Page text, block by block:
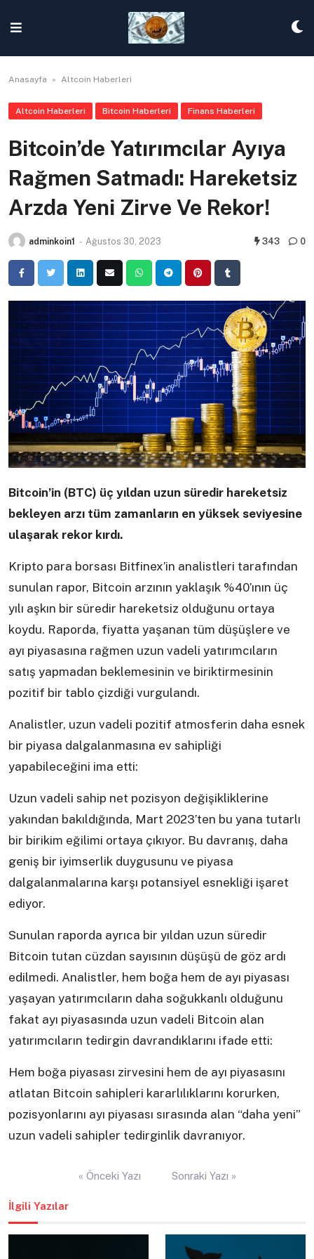
content
Anasayfa » Altcoin Haberleri
Altcoin Haberleri Bitcoin Haberleri Finans Haberleri
Bitcoin’de Yatırımcılar Ayıya
Rağmen Satmadı: Hareketsiz
Arzda Yeni Zirve Ve Rekor!
adminkoin1 - Ağustos 30, 2023 343 0
Bitcoin’in (BTC) üç yıldan uzun süredir hareketsiz
bekleyen arzı tüm zamanların en yüksek seviyesine
ulaşarak rekor kırdı.
Kripto para borsası Bitfinex’in analistleri tarafından
sunulan rapor, Bitcoin arzının yaklaşık %40’ının üç
yılı aşkın bir süredir hareketsiz olduğunu ortaya
koydu. Raporda, fiyatta yaşanan tüm düşüşlere ve
ayı piyasasına rağmen uzun vadeli yatırımcıların
satış yapmadan beklemesinin ve biriktirmesinin
pozitif bir tablo çizdiği vurgulandı.
Analistler, uzun vadeli pozitif atmosferin daha esnek
bir piyasa dalgalanmasına ev sahipliği
yapabileceğini ima etti:
Uzun vadeli sahip net pozisyon değişikliklerine
yakından bakıldığında, Mart 2023’ten bu yana tutarlı
bir birikim eğilimi ortaya çıkıyor. Bu davranış, daha
geniş bir iyimserlik duygusunu ve piyasa
dalgalanmalarına karşı potansiyel esnekliği işaret
ediyor.
Sunulan raporda ayrıca bir yıldan uzun süredir
Bitcoin tutan cüzdan sayısının düşüşü de göz ardı
edilmedi. Analistler, hem boğa hem de ayı piyasası
yaşayan yatırımcıların daha soğukkanlı olduğunu
fakat ayı piyasasında uzun vadeli Bitcoin alan
yatırımcıların tedirgin davrandıklarını ifade etti:
Hem boğa piyasası zirvesini hem de ayı piyasasını
atlatan Bitcoin sahipleri kararlılıklarını korurken,
pozisyonlarını ayı piyasası sırasında alan “daha yeni”
uzun vadeli sahipler tedirginlik davranıyor.
« Önceki Yazı Sonraki Yazı »
İlgili Yazılar